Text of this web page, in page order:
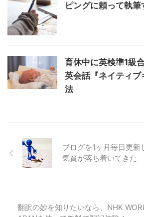
ピングに頼って執筆
育休中に英検準1級
英会話『ネイティブ
法
ブログを1ヶ月毎日更新
気質が落ち着いてきた
翻訳の妙を知りたいなら、NHK